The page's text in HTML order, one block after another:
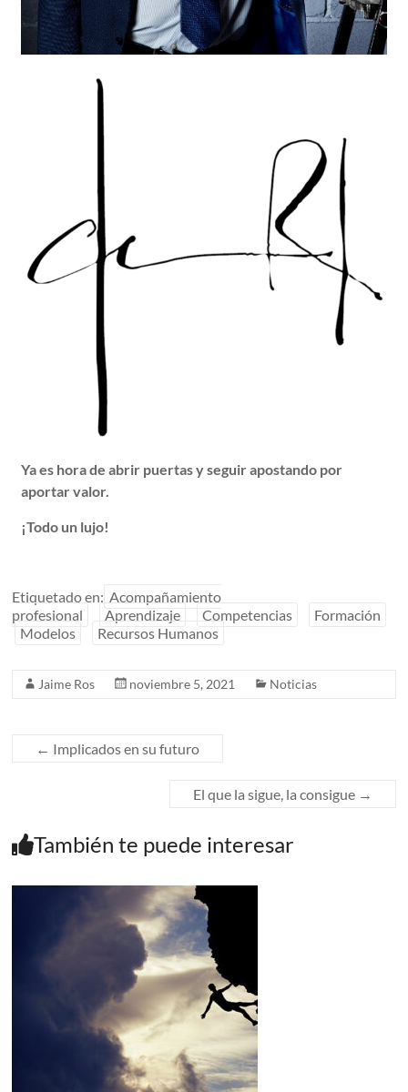
Ya es hora de abrir puertas y seguir apostando por
aportar valor.
¡Todo un lujo!
Etiquetado en: Acompañamiento
profesional
Aprendizaje Competencias
Formación
Modelos
Recursos Humanos
Jaime Ros noviembre 5, 2021 Noticias
← Implicados en su futuro
El que la sigue, la consigue →
También te puede interesar